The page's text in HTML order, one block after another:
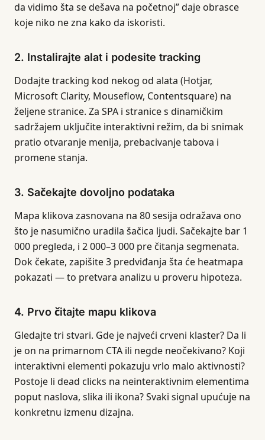
da vidimo šta se dešava na početnoj” daje obrasce
koje niko ne zna kako da iskoristi.
2. Instalirajte alat i podesite tracking
Dodajte tracking kod nekog od alata (Hotjar,
Microsoft Clarity, Mouseflow, Contentsquare) na
željene stranice. Za SPA i stranice s dinamičkim
sadržajem uključite interaktivni režim, da bi snimak
pratio otvaranje menija, prebacivanje tabova i
promene stanja.
3. Sačekajte dovoljno podataka
Mapa klikova zasnovana na 80 sesija odražava ono
što je nasumično uradila šačica ljudi. Sačekajte bar 1
000 pregleda, i 2 000–3 000 pre čitanja segmenata.
Dok čekate, zapišite 3 predviđanja šta će heatmapa
pokazati — to pretvara analizu u proveru hipoteza.
4. Prvo čitajte mapu klikova
Gledajte tri stvari. Gde je najveći crveni klaster? Da li
je on na primarnom CTA ili negde neočekivano? Koji
interaktivni elementi pokazuju vrlo malo aktivnosti?
Postoje li dead clicks na neinteraktivnim elementima
poput naslova, slika ili ikona? Svaki signal upućuje na
konkretnu izmenu dizajna.